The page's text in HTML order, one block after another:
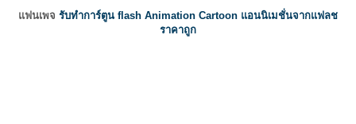
แฟนเพจ รับทำการ์ตูน flash Animation Cartoon แอนนิเมชั่นจากแฟลช
ราคาถูก